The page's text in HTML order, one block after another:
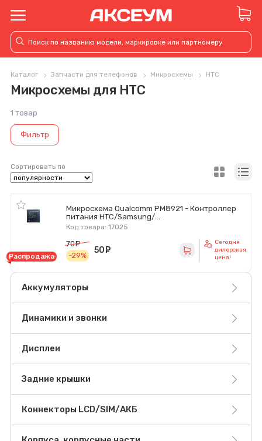
Каталог Запчасти для телефонов Микросхемы HTC
Микросхемы для HTC
1 товар
Фильтр
Сортировать по
Микросхема Qualcomm PM8921 - Контроллер
питания HTC/Samsung/...
Код товара: 17025
Распродажа
70
руб.
-29%
50
Сегодня
дилерская
цена!
Аккумуляторы
Динамики и звонки
Дисплеи
Задние крышки
Коннекторы LCD/SIM/АКБ